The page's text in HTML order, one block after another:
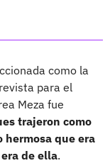
como la
para el
Meza fue
trajeron como
que era
de ella.